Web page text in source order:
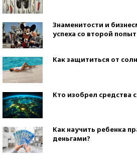
Знаменитости и
успеха со второй
Как защититься от
Кто изобрел средства
Как научить ребенка
деньгами?